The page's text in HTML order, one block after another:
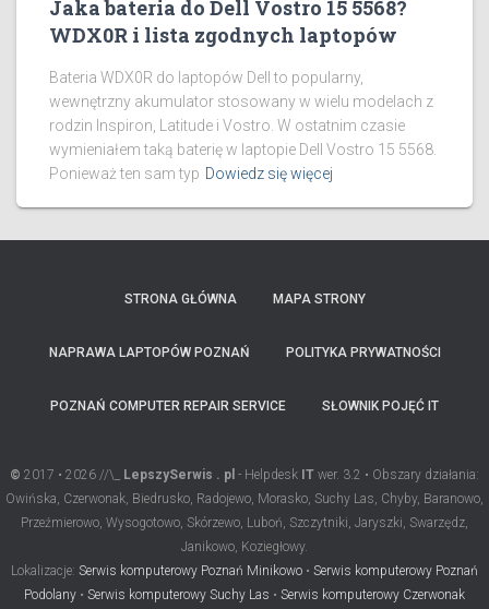
Jaka bateria do Dell Vostro 15 5568?
WDX0R i lista zgodnych laptopów
Bateria WDX0R do laptopów Dell to popularny,
wewnętrzny akumulator stosowany w wielu modelach z
rodzin Inspiron, Latitude i Vostro. W ostatnim czasie
wymieniałem taką baterię w laptopie Dell Vostro 15 5568.
Ponieważ ten sam typ Dowiedz się więcej
STRONA GŁÓWNA MAPA STRONY
NAPRAWA LAPTOPÓW POZNAŃ POLITYKA PRYWATNOŚCI
POZNAŃ COMPUTER REPAIR SERVICE SŁOWNIK POJĘĆ IT
© 2017 • 2026 //\_ LepszySerwis . pl - Helpdesk IT wer. 3.2 • Obszary działania:
Owińska, Czerwonak, Biedrusko, Radojewo, Morasko, Suchy Las, Chyby, Baranowo,
Przeźmierowo, Wysogotowo, Skórzewo, Luboń, Szczytniki, Jaryszki, Swarzędz,
Janikowo, Koziegłowy.
Lokalizacje: Serwis komputerowy Poznań Minikowo • Serwis komputerowy Poznań
Podolany • Serwis komputerowy Suchy Las • Serwis komputerowy Czerwonak